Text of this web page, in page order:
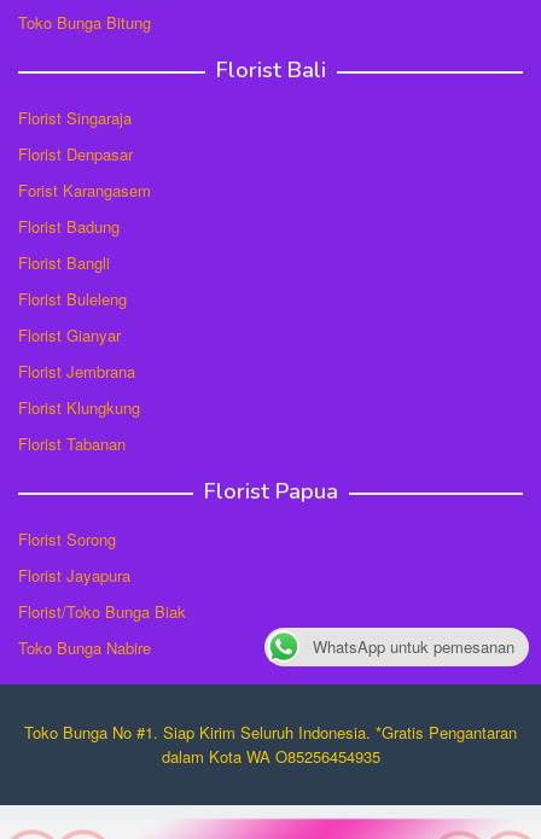
Toko Bunga Bitung
Florist Bali
Florist Singaraja
Florist Denpasar
Forist Karangasem
Florist Badung
Florist Bangli
Florist Buleleng
Florist Gianyar
Florist Jembrana
Florist Klungkung
Florist Tabanan
Florist Papua
Florist Sorong
Florist Jayapura
Florist/Toko Bunga Biak
Toko Bunga Nabire
Toko Bunga No #1. Siap Kirim Seluruh Indonesia. *Gratis Pengantaran
dalam Kota WA O85256454935
WhatsApp untuk pemesanan